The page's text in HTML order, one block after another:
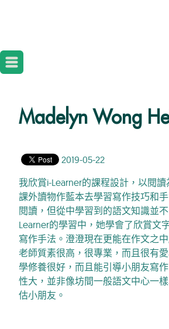
Madelyn Wong
2019-05-22
我欣賞i-Learner的課程設計，以閱
課外讀物作藍本去學習寫作技巧和
閱讀，但從中學習到的語文知識並
Learner的學習中，她學會了欣賞文
寫作手法。澄澄現在更能在作文之
老師質素很高，很專業，而且很有
學修養很好，而且能引導小朋友寫
性大，並非像坊間一般語文中心一
估小朋友。